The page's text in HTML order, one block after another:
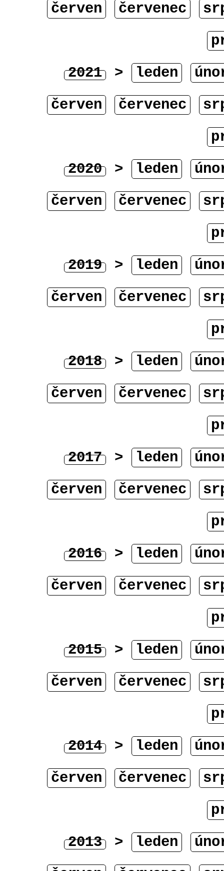
červen
červenec
2021 > leden
červen
červenec
2020 > leden
červen
červenec
2019 > leden
červen
červenec
2018 > leden
červen
červenec
2017 > leden
červen
červenec
2016 > leden
červen
červenec
2015 > leden
červen
červenec
2014 > leden
červen
červenec
2013 > leden